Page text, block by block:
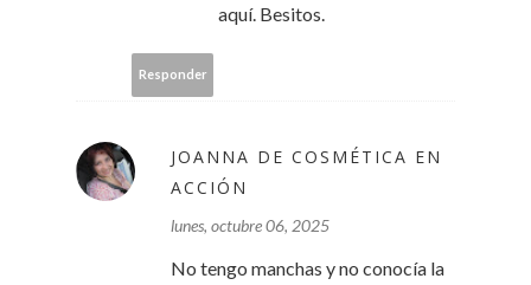
aquí. Besitos.
Responder
JOANNA DE COSMÉTICA EN
ACCIÓN
lunes, octubre 06, 2025
No tengo manchas y no conocía la